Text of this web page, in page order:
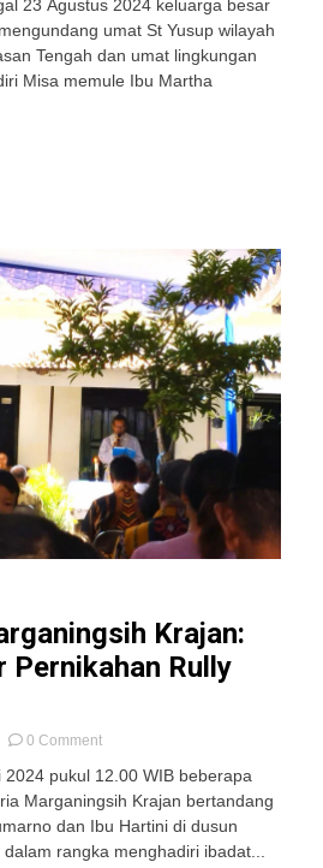
St.
Yusup
Tegalbojan:
Misa
23 Agustus 2024 keluarga besar
umat St Yusup wilayah
Tengah dan umat lingkungan
Misa memule Ibu Martha
Krajan:
Pernikahan Rully
0 Commenton
Maria
Marganingsih
Krajan:
Ibadat
pukul 12.00 WIB beberapa
Marganingsih Krajan bertandang
dan Ibu Hartini di dusun
rangka menghadiri ibadat...